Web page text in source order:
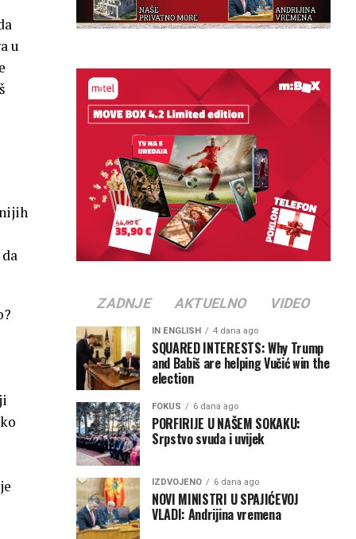
u
ZADNJE AKTUELNO VIDEO
IN ENGLISH 4 dana ago
SQUARED INTERESTS: Why Trump
and Babiš are helping Vučić win the
election
FOKUS 6 dana ago
PORFIRIJE U NAŠEM SOKAKU:
Srpstvo svuda i uvijek
IZDVOJENO 6 dana ago
NOVI MINISTRI U SPAJIĆEVOJ
VLADI: Andrijina vremena